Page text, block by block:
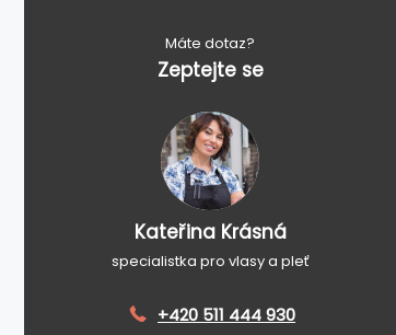
Máte dotaz?
Zeptejte se
Kateřina Krásná
specialistka pro vlasy a pleť
+420 511 444 930